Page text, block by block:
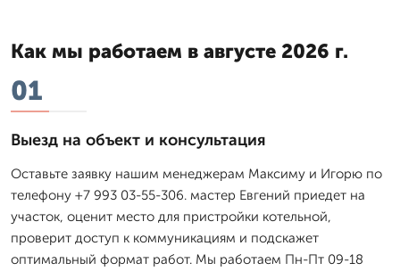
Как мы работаем в августе 2026 г.
01
Выезд на объект и консультация
Оставьте заявку нашим менеджерам Максиму и Игорю по
телефону +7 993 03-55-306. мастер Евгений приедет на
участок, оценит место для пристройки котельной,
проверит доступ к коммуникациям и подскажет
оптимальный формат работ. Мы работаем Пн-Пт 09-18